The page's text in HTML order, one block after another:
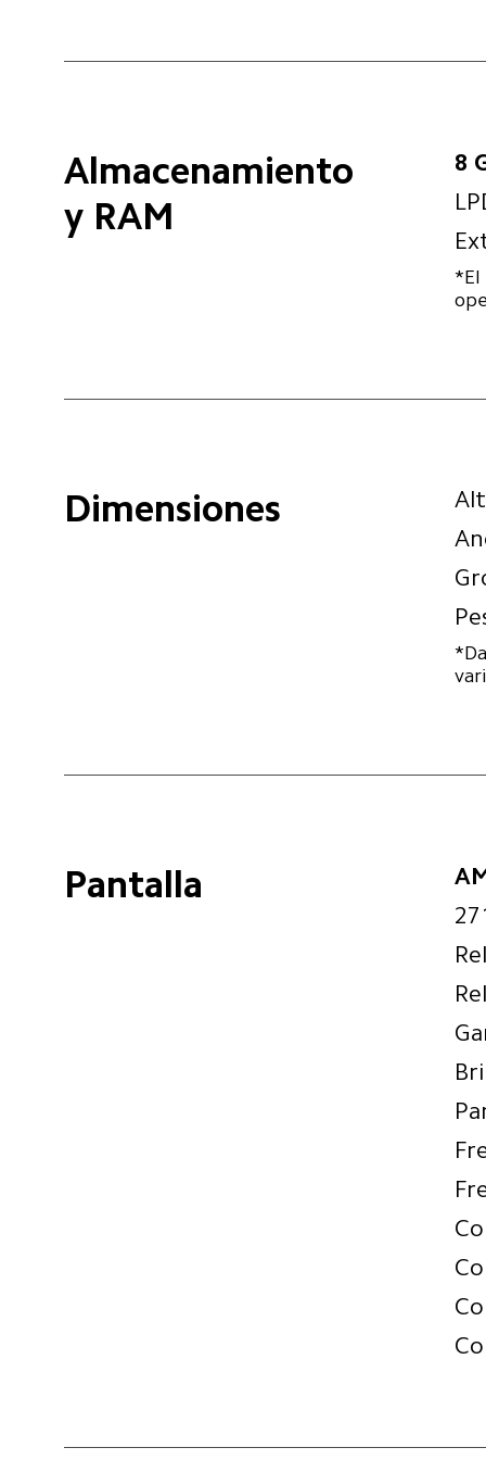
Almacenamiento
y RAM
8
*El
Dimensiones
Pantalla